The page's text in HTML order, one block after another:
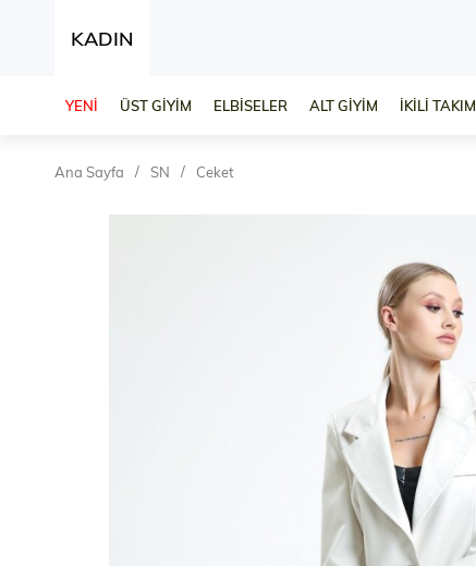
KADIN
YENİ ÜST GİYİM ELBİSELER ALT GİYİM İKİLİ TAKIM
Ana Sayfa SN Ceket